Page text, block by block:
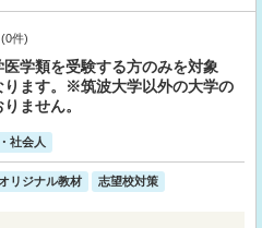
(0件)
学類を受験する方のみを対象
ります。※筑波大学以外の大学の
ません。
社会人
オリジナル教材 志望校対策